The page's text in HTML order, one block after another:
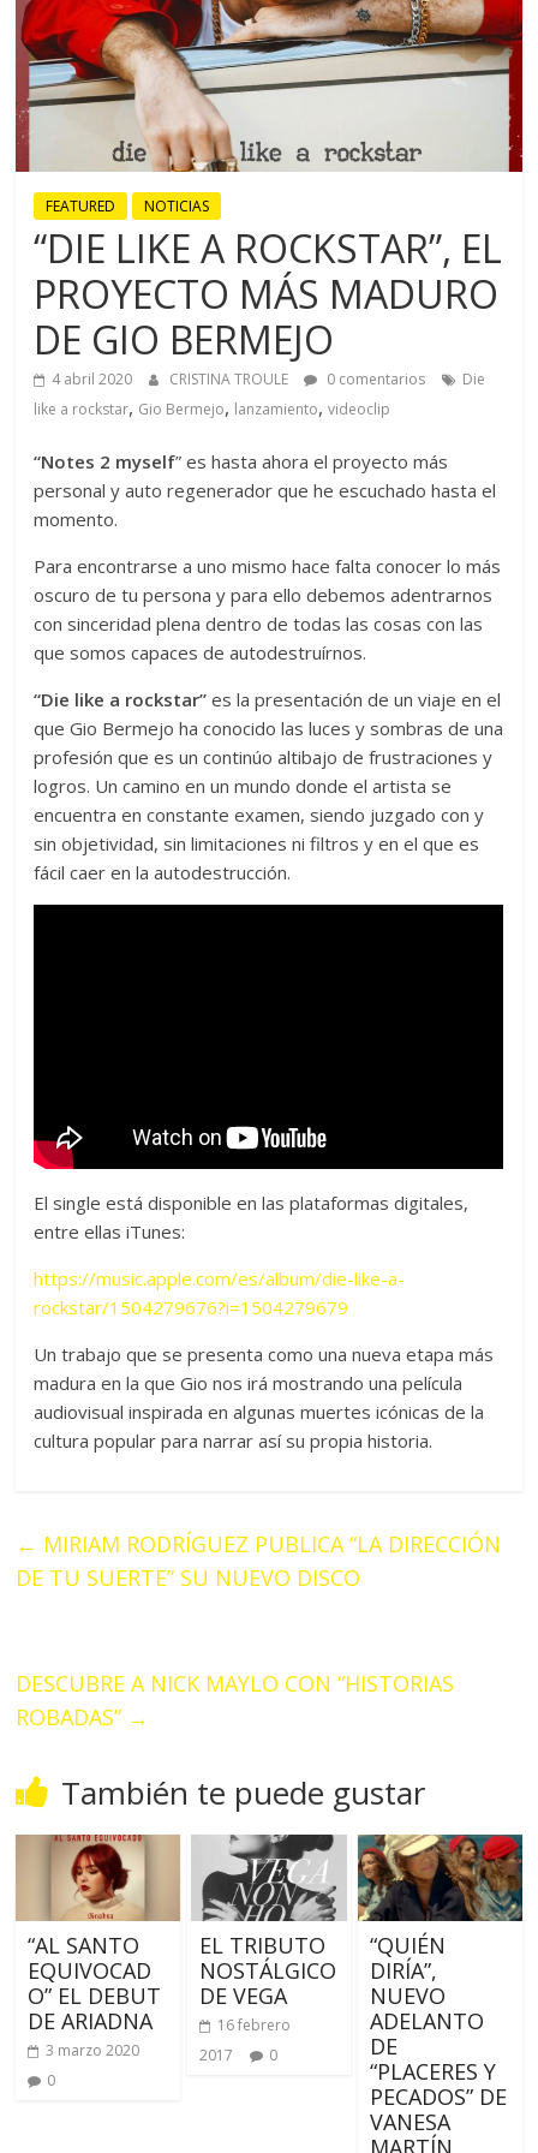
FEATURED NOTICIAS
“DIE LIKE A ROCKSTAR”, EL
PROYECTO MÁS MADURO
DE GIO BERMEJO
4 abril 2020 CRISTINA TROULE 0 comentarios
Die
like a rockstar, Gio Bermejo, lanzamiento,videoclip
“Notes 2 myself” es hasta ahora el proyecto más
personal y auto regenerador que he escuchado hasta el
momento.
Para encontrarse a uno mismo hace falta conocer lo más
oscuro de tu persona y para ello debemos adentrarnos
con sinceridad plena dentro de todas las cosas con las
que somos capaces de autodestruírnos.
“Die like a rockstar” es la presentación de un viaje en el
que Gio Bermejo ha conocido las luces y sombras de una
profesión que es un continúo altibajo de frustraciones y
logros. Un camino en un mundo donde el artista se
encuentra en constante examen, siendo juzgado con y
sin objetividad, sin limitaciones ni filtros y en el que es
fácil caer en la autodestrucción.
El single está disponible en las plataformas digitales,
entre ellas iTunes:
https://music.apple.com/es/album/die-like-a-
rockstar/1504279676?i=1504279679
Un trabajo que se presenta como una nueva etapa más
madura en la que Gio nos irá mostrando una película
audiovisual inspirada en algunas muertes icónicas de la
cultura popular para narrar así su propia historia.
← MIRIAM RODRÍGUEZ PUBLICA “LA DIRECCIÓN
DE TU SUERTE” SU NUEVO DISCO
DESCUBRE A NICK MAYLO CON “HISTORIAS
ROBADAS” →
También te puede gustar
“AL SANTO
EQUIVOCAD
O” EL DEBUT
DE ARIADNA
3 marzo 2020
0
EL TRIBUTO
NOSTÁLGICO
DE VEGA
16 febrero
2017
0
“QUIÉN
DIRÍA”,
NUEVO
ADELANTO
DE
“PLACERES Y
PECADOS” DE
VANESA